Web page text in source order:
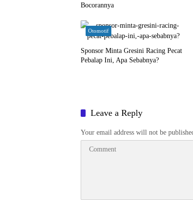
Bocorannya
Otomotif
Sponsor Minta Gresini Racing Pecat
Pebalap Ini, Apa Sebabnya?
Leave a Reply
Your email address will not be